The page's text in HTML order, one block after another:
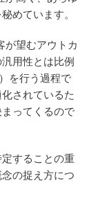
めています。
が望むアウトカ
用性とは比例
を行う過程で
されているた
ってくるので
することの重
の捉え方につ